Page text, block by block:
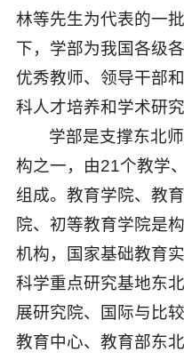
林等先生为代表的一
下，学部为我国各级
优秀教师、领导干部
科人才培养和学术研
学部是支撑东北
构之一，由21个教学
组成。教育学院、教
院、初等教育学院是
机构，国家基础教育
科学重点研究基地东
展研究院、国际与比
教育中心、教育部东